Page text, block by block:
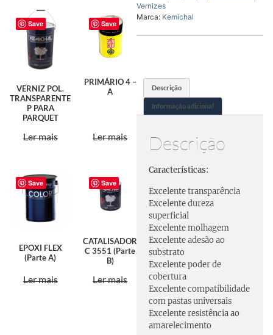
Save
VERNIZ POL.
TRANSPARENTE
P PARA
PARQUET
Ler mais
Save
PRIMÁRIO 4 –
A
Ler mais
Save
EPOXI FLEX
(Parte A)
Ler mais
Save
CATALISADOR
C 3551 (Parte
B)
Ler mais
Vernizes
Marca: Kemichal
Descrição
Informação adicional
Descrição
Características:
Excelente transparência
Excelente dureza
superficial
Excelente molhagem
Excelente adesão ao
substrato
Excelente poder de
cobertura
Excelente compatibilidade
com pastas universais
Excelente resistência ao
amarelecimento